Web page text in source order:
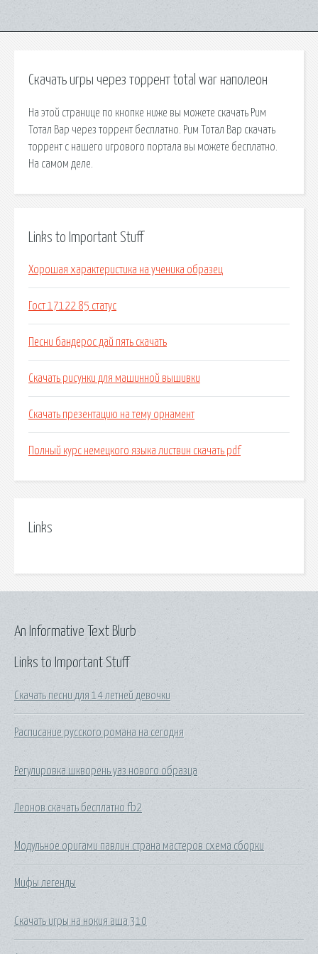
Скачать игры через торрент total war наполеон
На этой странице по кнопке ниже вы можете скачать Рим
Тотал Вар через торрент бесплатно. Рим Тотал Вар скачать
торрент с нашего игрового портала вы можете бесплатно.
На самом деле.
Links to Important Stuff
Хорошая характеристика на ученика образец
Гост 17122 85 статус
Песни бандерос дай пять скачать
Скачать рисунки для машинной вышивки
Скачать презентацию на тему орнамент
Полный курс немецкого языка листвин скачать pdf
Links
Links to Important Stuff
Скачать песни для 14 летней девочки
Расписание русского романа на сегодня
Регулировка шкворень уаз нового образца
Леонов скачать бесплатно fb2
Модульное оригами павлин страна мастеров схема сборки
Мифы легенды
Скачать игры на нокия аша 310
An Informative Text Blurb